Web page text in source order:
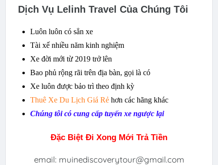
Dịch Vụ Lelinh Travel Của Chúng Tôi
Luôn luôn có sẳn xe
Tài xế nhiều năm kinh nghiệm
Xe đời mới từ 2019 trở lên
Bao phủ rộng rãi trên địa bàn, gọi là có
Xe luôn được bảo trì theo định kỳ
Thuê Xe Du Lịch Giá Rẻhơn các hãng khác
Chúng tôi có cung cấp tuyến xe ngược lại
Đặc Biệt Đi Xong Mới Trả Tiền
email: muinediscoverytour@gmail.com